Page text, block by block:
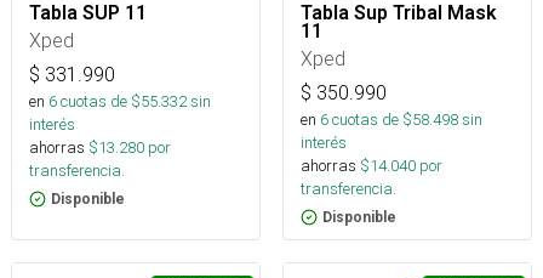
Tabla SUP 11
Xped
$ 331.990
en 6cuotas de $55.332sin
interés
ahorras $13.280 por
transferencia.
Disponible
Tabla Sup Tribal Mask
11
Xped
$ 350.990
en 6cuotas de $58.498sin
interés
ahorras $14.040 por
transferencia.
Disponible